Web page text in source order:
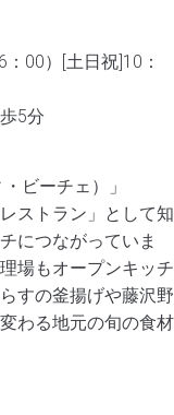
00）[土日祝]10：
5分
ビーチェ）」
ストラン」として知
につながっていま
場もオープンキッチ
すの釜揚げや藤沢野
わる地元の旬の食材